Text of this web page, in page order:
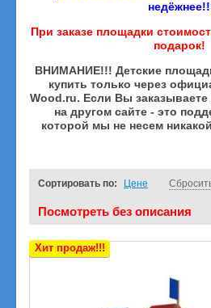
При заказе площадки
подарок!
ВНИМАНИЕ!!! Детские
купить только через
Wood.ru. Если Вы
на другом сайте - это
которой мы не несем
Сортировать по: Цене
Посмотреть без описания
Хит продаж!!!